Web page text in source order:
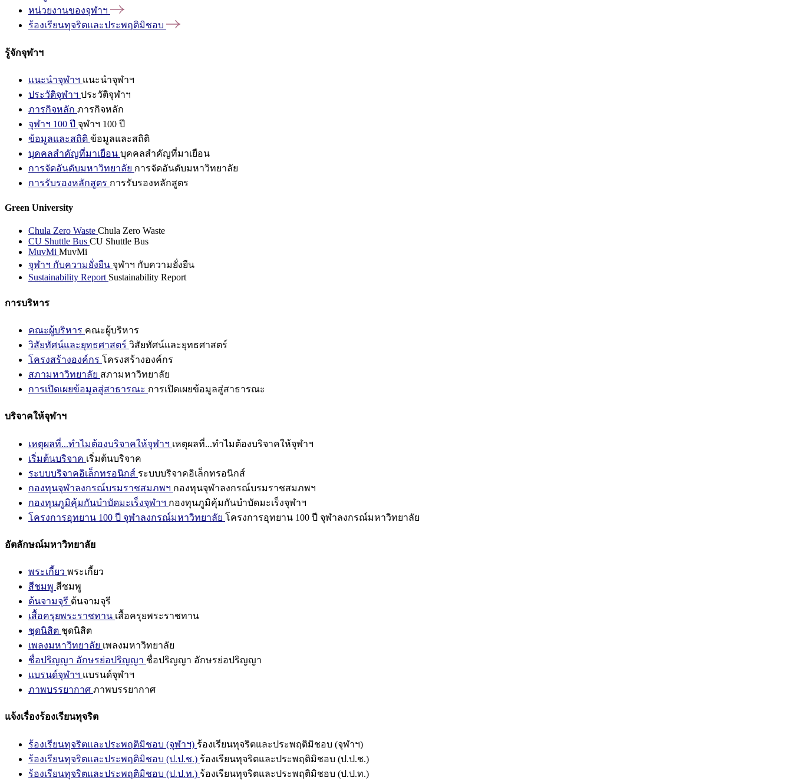
หน่วยงานของจุฬาฯ
ร้องเรียนทุจริตและประพฤติมิชอบ
รู้จักจุฬาฯ
แนะนำจุฬาฯ แนะนำจุฬาฯ
ประวัติจุฬาฯ ประวัติจุฬาฯ
ภารกิจหลัก ภารกิจหลัก
จุฬาฯ 100 ปี จุฬาฯ 100 ปี
ข้อมูลและสถิติ ข้อมูลและสถิติ
บุคคลสำคัญที่มาเยือน บุคคลสำคัญที่มาเยือน
การจัดอันดับมหาวิทยาลัย การจัดอันดับมหาวิทยาลัย
การรับรองหลักสูตร การรับรองหลักสูตร
Green University
Chula Zero Waste Chula Zero Waste
CU Shuttle Bus CU Shuttle Bus
MuvMi MuvMi
จุฬาฯ กับความยั่งยืน จุฬาฯ กับความยั่งยืน
Sustainability Report Sustainability Report
การบริหาร
คณะผู้บริหาร คณะผู้บริหาร
วิสัยทัศน์และยุทธศาสตร์ วิสัยทัศน์และยุทธศาสตร์
โครงสร้างองค์กร โครงสร้างองค์กร
สภามหาวิทยาลัย สภามหาวิทยาลัย
การเปิดเผยข้อมูลสู่สาธารณะ การเปิดเผยข้อมูลสู่สาธารณะ
บริจาคให้จุฬาฯ
เหตุผลที่...ทำไมต้องบริจาคให้จุฬาฯ เหตุผลที่...ทำไมต้องบริจาคให้จุฬาฯ
เริ่มต้นบริจาค เริ่มต้นบริจาค
ระบบบริจาคอิเล็กทรอนิกส์ ระบบบริจาคอิเล็กทรอนิกส์
กองทุนจุฬาลงกรณ์บรมราชสมภพฯ กองทุนจุฬาลงกรณ์บรมราชสมภพฯ
กองทุนภูมิคุ้มกันบำบัดมะเร็งจุฬาฯ กองทุนภูมิคุ้มกันบำบัดมะเร็งจุฬาฯ
โครงการอุทยาน 100 ปี จุฬาลงกรณ์มหาวิทยาลัย โครงการอุทยาน 100 ปี จุฬาลงกรณ์มหาวิทยาลัย
อัตลักษณ์มหาวิทยาลัย
พระเกี้ยว พระเกี้ยว
สีชมพู สีชมพู
ต้นจามจุรี ต้นจามจุรี
เสื้อครุยพระราชทาน เสื้อครุยพระราชทาน
ชุดนิสิต ชุดนิสิต
เพลงมหาวิทยาลัย เพลงมหาวิทยาลัย
ชื่อปริญญา อักษรย่อปริญญา ชื่อปริญญา อักษรย่อปริญญา
แบรนด์จุฬาฯ แบรนด์จุฬาฯ
ภาพบรรยากาศ ภาพบรรยากาศ
แจ้งเรื่องร้องเรียนทุจริต
ร้องเรียนทุจริตและประพฤติมิชอบ (จุฬาฯ) ร้องเรียนทุจริตและประพฤติมิชอบ (จุฬาฯ)
ร้องเรียนทุจริตและประพฤติมิชอบ (ป.ป.ช.) ร้องเรียนทุจริตและประพฤติมิชอบ (ป.ป.ช.)
ร้องเรียนทุจริตและประพฤติมิชอบ (ป.ป.ท.) ร้องเรียนทุจริตและประพฤติมิชอบ (ป.ป.ท.)